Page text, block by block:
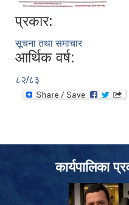
प्रकार:
सूचना तथा समाचार
आर्थिक वर्ष:
८२/८३
कार्यपालिका